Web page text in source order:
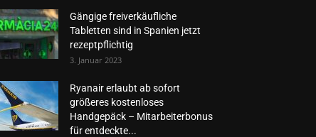
Gängige freiverkäufliche
Tabletten sind in Spanien jetzt
rezeptpflichtig
3. Januar 2023
Ryanair erlaubt ab sofort
größeres kostenloses
Handgepäck – Mitarbeiterbonus
für entdeckte...